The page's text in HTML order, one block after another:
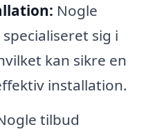
Nogle
sig i
kan sikre en
installation.
tilbud